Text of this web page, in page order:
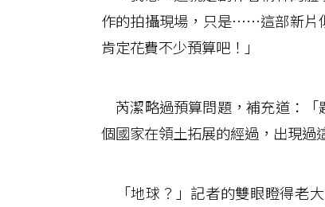
作的拍攝現場，只是……這部新片
肯定花費不少預算吧！」
芮潔略過預算問題，補充道：「
個國家在領土拓展的經過，出現過
「地球？」記者的雙眼瞪得老